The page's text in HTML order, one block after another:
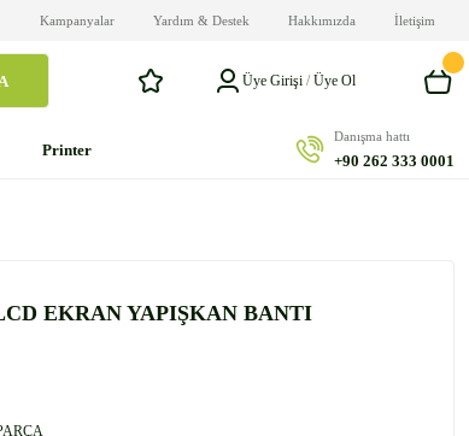
Kampanyalar Yardım & Destek Hakkımızda İletişim
Üye Girişi /Üye Ol
Printer
Danışma hattı
+90 262 333 0001
EKRAN YAPIŞKAN BANTI